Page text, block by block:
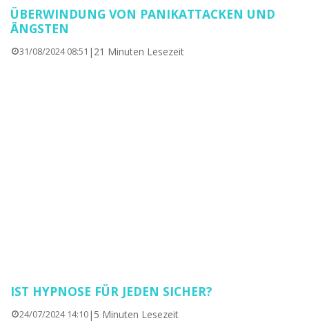
ÜBERWINDUNG VON PANIKATTACKEN UND
ÄNGSTEN
31/08/2024 08:51 | 21 Minuten Lesezeit
IST HYPNOSE FÜR JEDEN SICHER?
24/07/2024 14:10| 5 Minuten Lesezeit